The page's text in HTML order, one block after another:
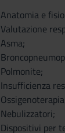
Anatomia e
Valutazione
Asma;
Polmonite;
Insufficienza
Nebulizzatori;
Dispositivi per